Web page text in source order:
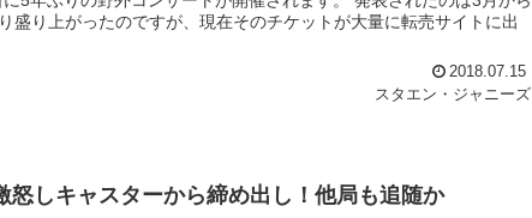
盛り上がったのですが、現在そのチケットが大量に転売サイトに出
2018.07.15
スタエン・ジャニーズ
怒しキャスターから締め出し！他局も追随か